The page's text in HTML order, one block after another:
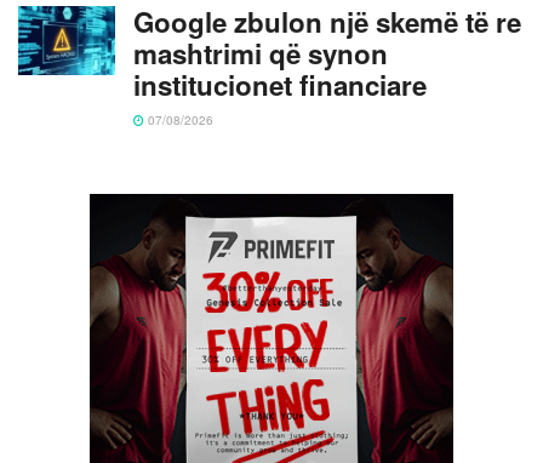
Google zbulon një skemë të re
mashtrimi që synon
institucionet financiare
07/08/2026